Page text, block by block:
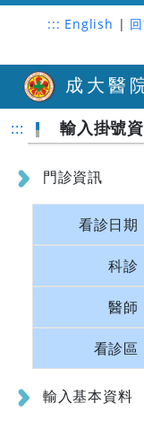
::: English |
成大醫
::: 輸入掛號
門診資訊
看診日期
科診
醫師
看診區
輸入基本資料